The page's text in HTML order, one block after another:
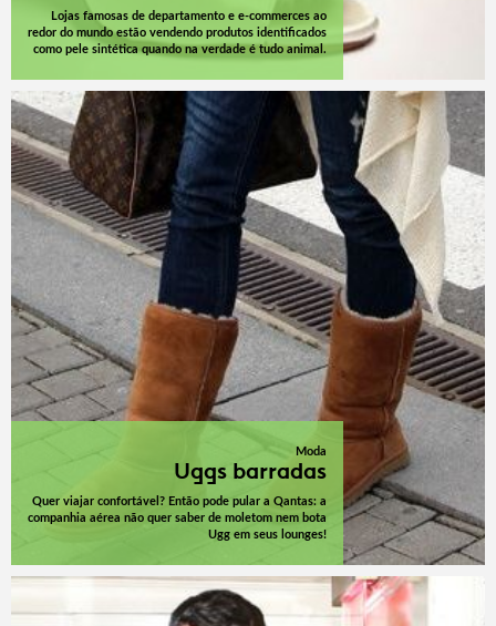
Lojas famosas de departamento e e-commerces ao
redor do mundo estão vendendo produtos identificados
como pele sintética quando na verdade é tudo animal.
Moda
Uggs barradas
Quer viajar confortável? Então pode pular a Qantas: a
companhia aérea não quer saber de moletom nem bota
Ugg em seus lounges!